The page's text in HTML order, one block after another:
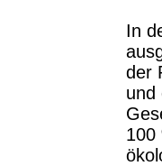
In
der
und
100